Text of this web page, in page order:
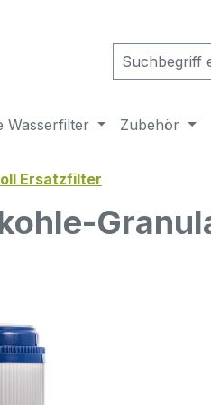
Wasserfilter Zubehör
Ersatzfilter